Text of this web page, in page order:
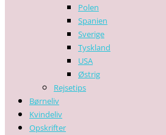
Polen
Spanien
Sverige
Tyskland
USA
Østrig
Rejsetips
Børneliv
Kvindeliv
Opskrifter